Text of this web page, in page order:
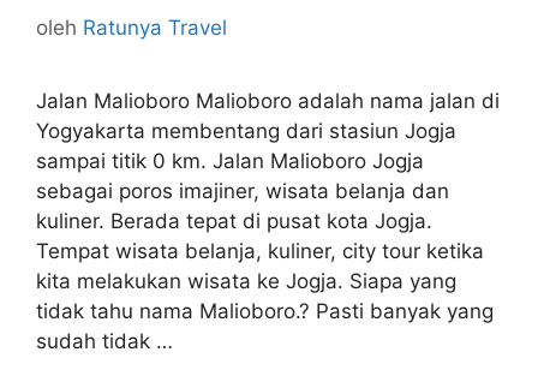
oleh Ratunya Travel
Jalan Malioboro Malioboro adalah nama jalan di
Yogyakarta membentang dari stasiun Jogja
sampai titik 0 km. Jalan Malioboro Jogja
sebagai poros imajiner, wisata belanja dan
kuliner. Berada tepat di pusat kota Jogja.
Tempat wisata belanja, kuliner, city tour ketika
kita melakukan wisata ke Jogja. Siapa yang
tidak tahu nama Malioboro.? Pasti banyak yang
sudah tidak …